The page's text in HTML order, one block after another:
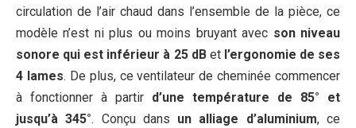
circulation de l’air chaud dans l’ensemble de la pièce, ce
modèle n’est ni plus ou moins bruyant avec son niveau
sonore qui est inférieur à 25 dBet l’ergonomie de ses
4 lames. De plus, ce ventilateur de cheminée commencer
à fonctionner à partir d’une température de 85° et
jusqu’à 345°. Conçu dans un alliage d’aluminium, ce